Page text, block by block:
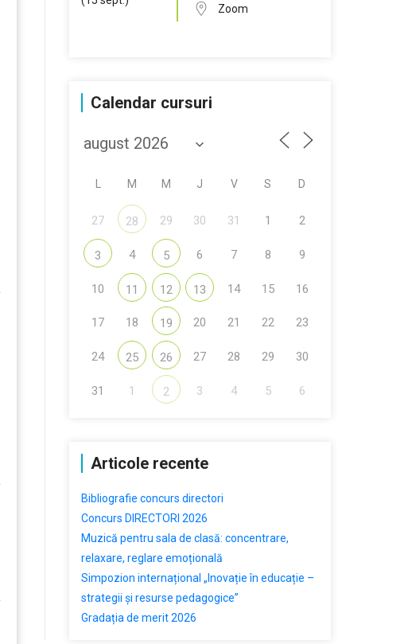
Zoom
Calendar cursuri
M M J V S D
27 28 29 30 31 1 2
3 4 5 6 7 8 9
10 11 12 13 14 15 16
17 18 19 20 21 22 23
24 25 26 27 28 29 30
31 1 2 3 4 5 6
Articole recente
Bibliografie concurs directori
Concurs DIRECTORI 2026
Muzică pentru sala de clasă: concentrare,
relaxare, reglare emoțională
Simpozion internațional „Inovație în educație –
strategii și resurse pedagogice”
Gradația de merit 2026